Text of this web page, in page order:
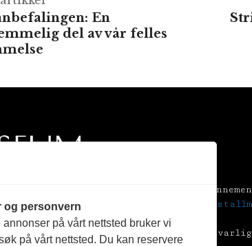
En
del av vår felles
tidsskriftforening og
og personvern
på vårt nettsted bruker vi
på vårt nettsted. Du kan reservere